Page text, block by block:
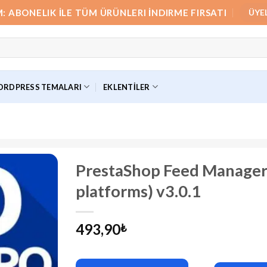
ABONELIK İLE TÜM ÜRÜNLERI İNDIRME FIRSATI
TEMALARI EKLENTILER
PrestaShop Feed
platforms) v3.0.1
493,90₺